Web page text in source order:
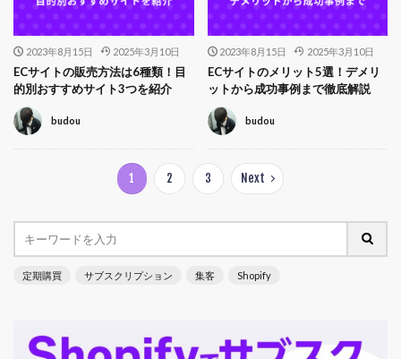
2023年8月15日 2025年3月10日
ECサイトの販売方法は6種類！目
的別おすすめサイト3つを紹介
budou
2023年8月15日 2025年3月10日
ECサイトのメリット5選！デメリ
ットから成功事例まで徹底解説
budou
1 2 3 Next
定期購買 サブスクリプション 集客 Shopify